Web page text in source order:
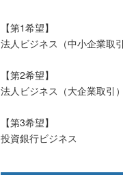
【第1希望】
法人ビジネス（中小企業取引
【第2希望】
法人ビジネス（大企業取引）
【第3希望】
投資銀行ビジネス